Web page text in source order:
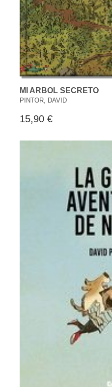
MI ARBOL SECRETO
PINTOR, DAVID
15,90 €